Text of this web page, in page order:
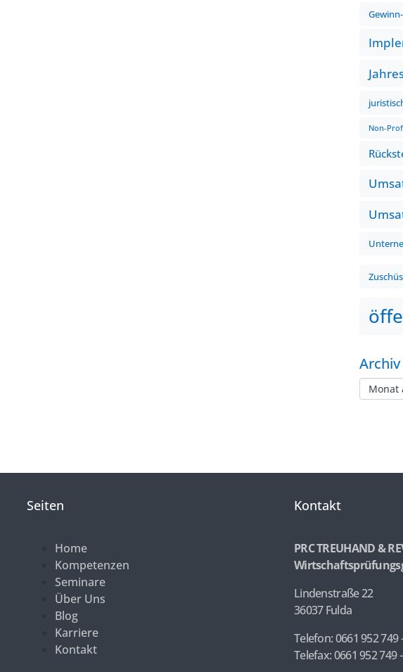
Non-
Archiv
Seiten
Home
Kompetenzen
Seminare
Über Uns
Blog
Karriere
Kontakt
Kontakt
PRC TREUHAND &
Lindenstraße 22
36037 Fulda
Telefon: 0661 952 749
Telefax: 0661 952 749